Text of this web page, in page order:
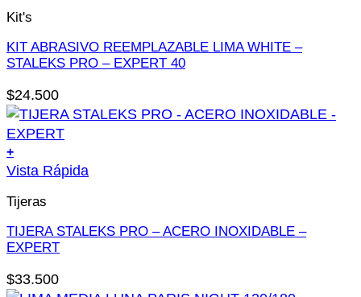
en
página
de
producto
tiene
múltiples
variantes.
opciones
se
pueden
elegir
en
la
de
producto
Kit's
KIT ABRASIVO REEMPLAZABLE LIMA WHITE –
STALEKS PRO – EXPERT 40
$24.500
+
Este
tiene
múltiples
variantes.
opciones
Vista Rápida
Tijeras
TIJERA STALEKS PRO – ACERO INOXIDABLE –
EXPERT
$33.500